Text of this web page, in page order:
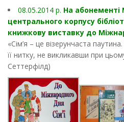
08.05.2014 р. На абонементі
центрального корпусу
книжкову виставку до
«Сім’я – це візерунчаста
її нитку, не викликавши при
Сеттерфілд)